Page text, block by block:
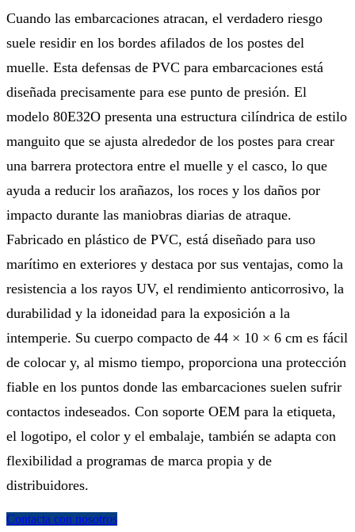
Cuando las embarcaciones atracan, el verdadero riesgo
suele residir en los bordes afilados de los postes del
muelle. Esta defensas de PVC para embarcaciones está
diseñada precisamente para ese punto de presión. El
modelo 80E32O presenta una estructura cilíndrica de estilo
manguito que se ajusta alrededor de los postes para crear
una barrera protectora entre el muelle y el casco, lo que
ayuda a reducir los arañazos, los roces y los daños por
impacto durante las maniobras diarias de atraque.
Fabricado en plástico de PVC, está diseñado para uso
marítimo en exteriores y destaca por sus ventajas, como la
resistencia a los rayos UV, el rendimiento anticorrosivo, la
durabilidad y la idoneidad para la exposición a la
intemperie. Su cuerpo compacto de 44 × 10 × 6 cm es fácil
de colocar y, al mismo tiempo, proporciona una protección
fiable en los puntos donde las embarcaciones suelen sufrir
contactos indeseados. Con soporte OEM para la etiqueta,
el logotipo, el color y el embalaje, también se adapta con
flexibilidad a programas de marca propia y de
distribuidores.
Contacta con nosotros